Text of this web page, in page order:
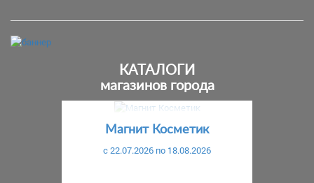
КАТАЛОГИ
магазинов города
Магнит Косметик
c 22.07.2026 по 18.08.2026